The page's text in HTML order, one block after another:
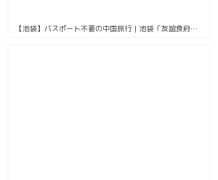
【池袋】パスポート不要の中国旅行｜池袋「友誼食府」全6店メニュー・値段・注文方法